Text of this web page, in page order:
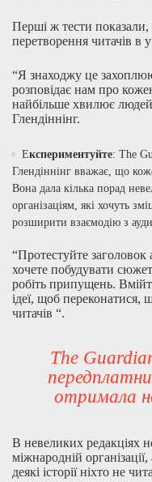
Перші ж тести
перетворення читачів в
“Я знаходжу це
розповідає нам про
найбільше хвилює
Глендіннінг.
Експериментуйте: The
Глендіннінг вважає, що
Вона дала кілька порад
організаціям, які хочуть
розширити взаємодію з
“Протестуйте
хочете побудувати
робіть припущень.
ідеї, щоб переконатися,
читачів “.
The
отримала
В невеликих редакціях
міжнародній
деякі історії ніхто не